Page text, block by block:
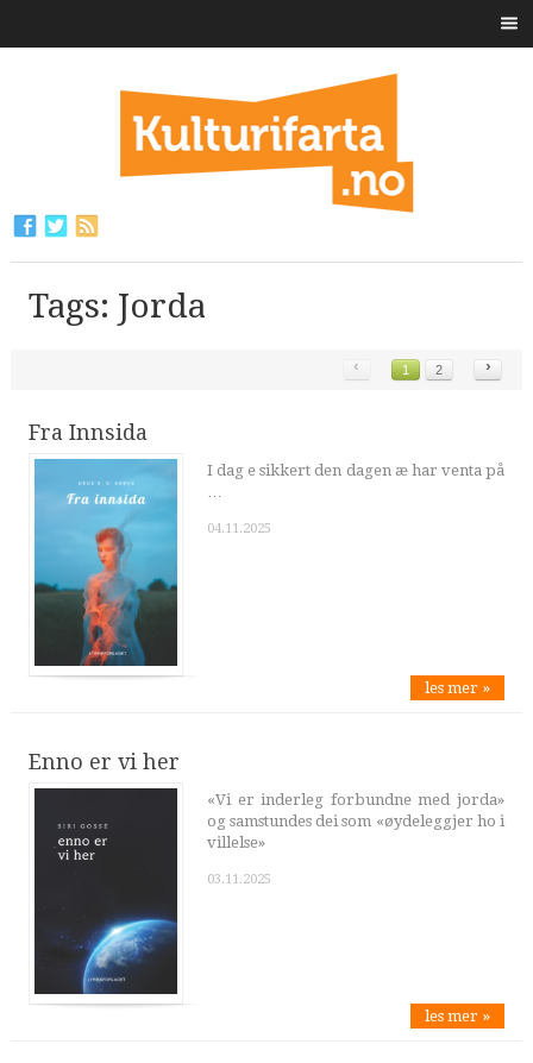
Tags: Jorda
‹ 1 2 ›
Fra Innsida
I dag e sikkert den dagen æ har venta på
…
04.11.2025
les mer »
Enno er vi her
«Vi er inderleg forbundne med jorda»
og samstundes dei som «øydeleggjer ho i
villelse»
03.11.2025
les mer »